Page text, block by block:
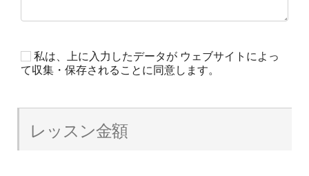
私は、上に入力したデータが ウェブサイトによっ
て収集・保存されることに同意します。
レッスン金額